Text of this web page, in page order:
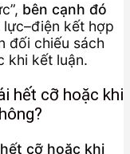
bên cạnh đó
kết hợp
đối chiếu sách
khi kết luận.
hết cỡ hoặc khi
cỡ hoặc khi